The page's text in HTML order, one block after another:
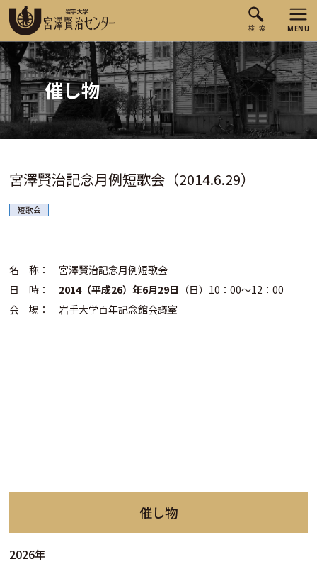
催し物
宮澤賢治記念月例短歌会（2014.6.29）
短歌会
名 称： 宮澤賢治記念月例短歌会
日 時： 2014（平成26）年6月29日 （日）10：00～12：00
会 場： 岩手大学百年記念館会議室
催し物
2026年